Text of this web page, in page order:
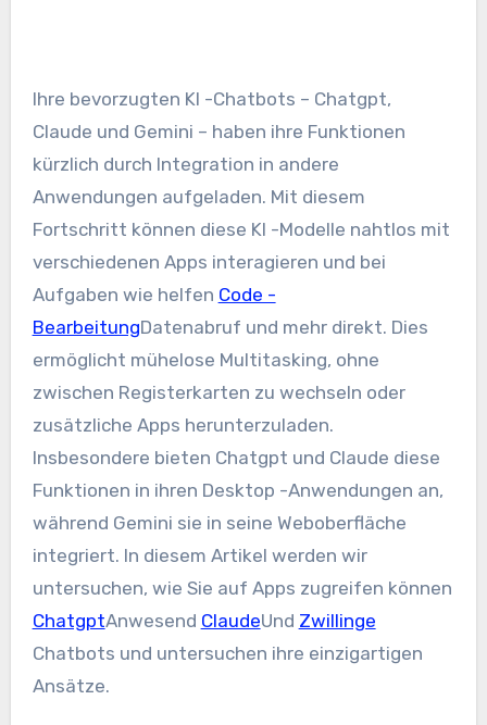
Ihre bevorzugten KI -Chatbots – Chatgpt,
Claude und Gemini – haben ihre Funktionen
kürzlich durch Integration in andere
Anwendungen aufgeladen. Mit diesem
Fortschritt können diese KI -Modelle nahtlos mit
verschiedenen Apps interagieren und bei
Aufgaben wie helfen Code -
BearbeitungDatenabruf und mehr direkt. Dies
ermöglicht mühelose Multitasking, ohne
zwischen Registerkarten zu wechseln oder
zusätzliche Apps herunterzuladen.
Insbesondere bieten Chatgpt und Claude diese
Funktionen in ihren Desktop -Anwendungen an,
während Gemini sie in seine Weboberfläche
integriert. In diesem Artikel werden wir
untersuchen, wie Sie auf Apps zugreifen können
ChatgptAnwesend ClaudeUnd Zwillinge
Chatbots und untersuchen ihre einzigartigen
Ansätze.